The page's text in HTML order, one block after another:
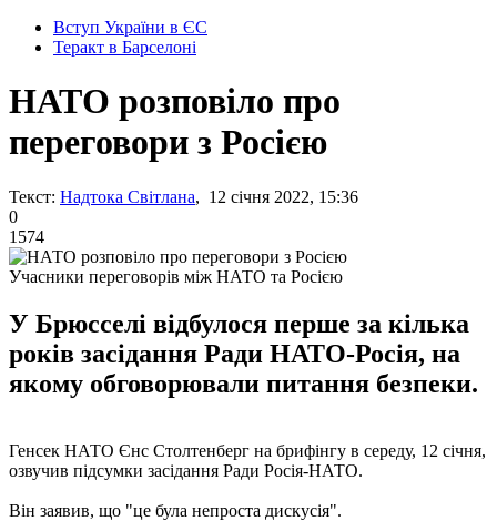
Вступ України в ЄС
Теракт в Барселоні
НАТО розповіло про
переговори з Росією
Текст: Надтока Світлана, 12 січня 2022, 15:36
0
1574
Учасники переговорів між НАТО та Росією
У Брюсселі відбулося перше за кілька
років засідання Ради НАТО-Росія, на
якому обговорювали питання безпеки.
Генсек НАТО Єнс Столтенберг на брифінгу в середу, 12 січня,
озвучив підсумки засідання Ради Росія-НАТО.
Він заявив, що "це була непроста дискусія".